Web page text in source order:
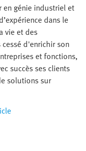
en génie industriel et
dans le
vie et des
d'enrichir son
et fonctions,
succès ses clients
solutions sur